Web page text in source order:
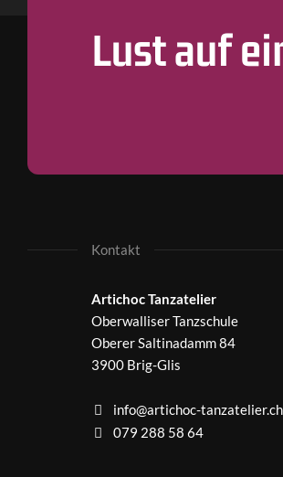
Lust auf
Kontakt
Artichoc Tanzatelier
Oberwalliser Tanzschule
Oberer Saltinadamm 84
3900 Brig-Glis
info@artichoc-tanzatelier.ch
079 288 58 64